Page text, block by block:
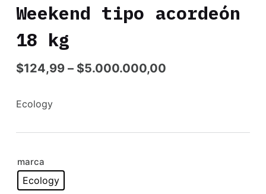
Weekend tipo acordeón
18 kg
$124,99– $5.000.000,00
Ecology
marca
Ecology